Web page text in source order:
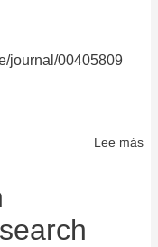
journal/00405809
Lee más